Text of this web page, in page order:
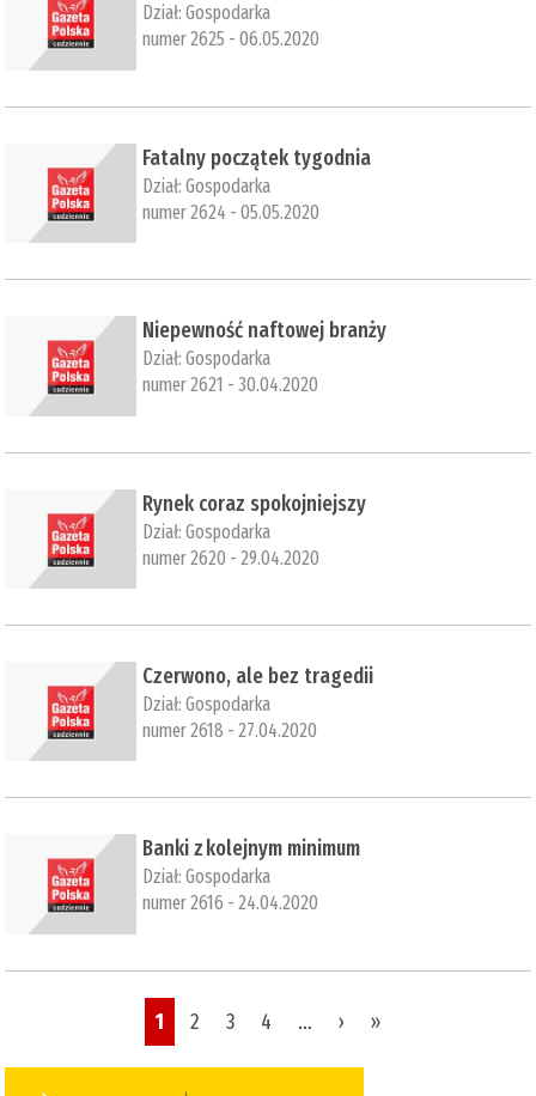
Dział:Gospodarka
numer 2625 - 06.05.2020
Fatalny początek tygodnia
Dział:Gospodarka
numer 2624 - 05.05.2020
Niepewność naftowej branży
Dział:Gospodarka
numer 2621 - 30.04.2020
Rynek coraz spokojniejszy
Dział:Gospodarka
numer 2620 - 29.04.2020
Czerwono, ale bez tragedii
Dział:Gospodarka
numer 2618 - 27.04.2020
​Banki z kolejnym minimum
Dział:Gospodarka
numer 2616 - 24.04.2020
1 2 3 4 … › »